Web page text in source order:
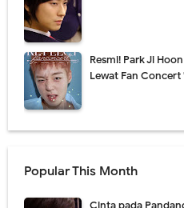
Resmi! Park Ji
Lewat Fan Concert
Popular This Month
Cinta pada